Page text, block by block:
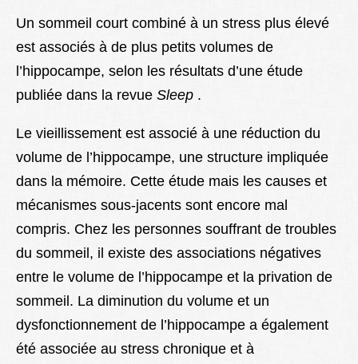
Un sommeil court combiné à un stress plus élevé
est associés à de plus petits volumes de
l’hippocampe, selon les résultats d’une étude
publiée dans la revue Sleep .
Le vieillissement est associé à une réduction du
volume de l’hippocampe, une structure impliquée
dans la mémoire. Cette étude mais les causes et
mécanismes sous-jacents sont encore mal
compris. Chez les personnes souffrant de troubles
du sommeil, il existe des associations négatives
entre le volume de l’hippocampe et la privation de
sommeil. La diminution du volume et un
dysfonctionnement de l’hippocampe a également
été associée au stress chronique et à